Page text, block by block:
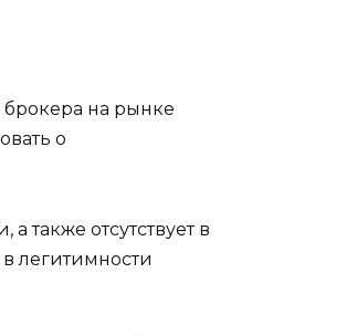
на рынке
о
также отсутствует в
легитимности